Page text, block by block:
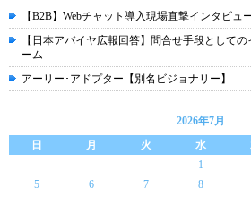
【B2B】Webチャット導入現場直撃インタビュ
【日本アバイヤ広報回答】問合せ手段として
ーム
アーリー･アドプター【別名ビジョナリー】
2026年7月
日
月 火 水
1
5
6 7 8